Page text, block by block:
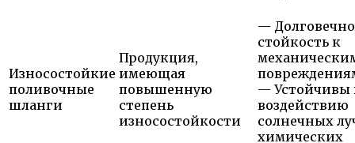
Износостойкие
поливочные
шланги
Продукция,
имеющая
повышенную
степень
износостойкости
—
стойкость к
— Устойчивы
воздействию
солнечных
химических